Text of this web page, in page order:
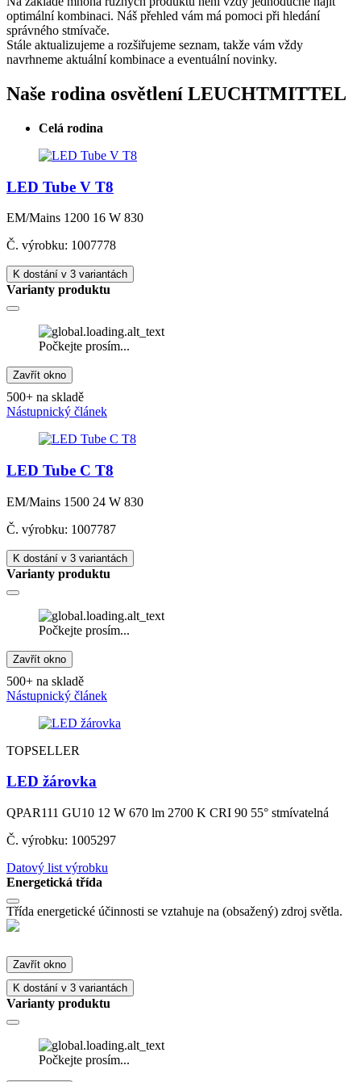
optimální kombinaci. Náš přehled vám má pomoci při hledání
správného stmívače.
Stále aktualizujeme a rozšiřujeme seznam, takže vám vždy
navrhneme aktuální kombinace a eventuální novinky.
Naše rodina osvětlení LEUCHTMITTEL
Celá rodina
LED Tube V T8
EM/Mains 1200 16 W 830
Č. výrobku: 1007778
K dostání v 3 variantách
Varianty produktu
Počkejte prosím...
Zavřít okno
500+ na skladě
Nástupnický článek
LED Tube C T8
EM/Mains 1500 24 W 830
Č. výrobku: 1007787
K dostání v 3 variantách
Varianty produktu
Počkejte prosím...
Zavřít okno
500+ na skladě
Nástupnický článek
TOPSELLER
LED žárovka
QPAR111 GU10 12 W 670 lm 2700 K CRI 90 55° stmívatelná
Č. výrobku: 1005297
Datový list výrobku
Energetická třída
Třída energetické účinnosti se vztahuje na (obsažený) zdroj světla.
Zavřít okno
K dostání v 3 variantách
Varianty produktu
Počkejte prosím...